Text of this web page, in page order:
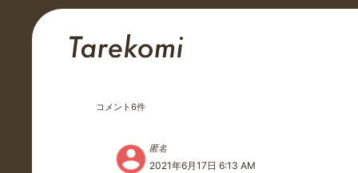
コメント6件
匿名
2021年6月17日 6:13 AM